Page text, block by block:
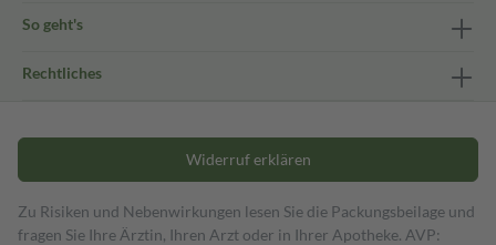
So geht's
Rechtliches
Widerruf erklären
Zu Risiken und Nebenwirkungen lesen Sie die Packungsbeilage und
fragen Sie Ihre Ärztin, Ihren Arzt oder in Ihrer Apotheke. AVP: